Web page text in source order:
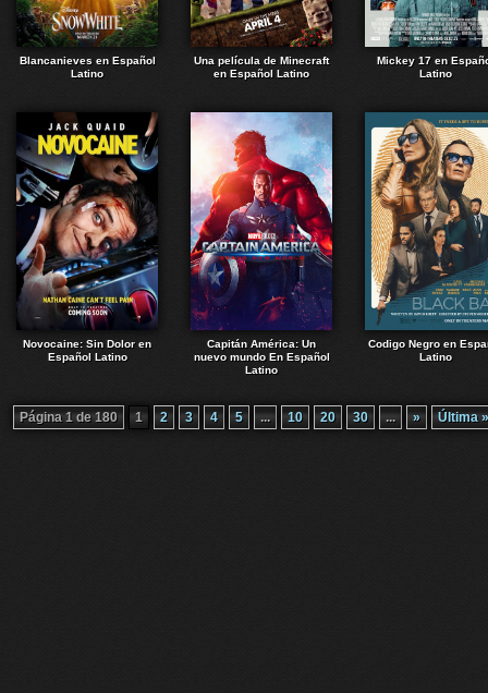
Blancanieves en Español
Latino
Una película de Minecraft
en Español Latino
Mickey 17 en
Latino
Novocaine: Sin Dolor en
Español Latino
Capitán América: Un
nuevo mundo En Español
Latino
Codigo Negro en
Latino
Página 1 de 180 1 2 3 4 5 ... 10 20 30 ... » Última »